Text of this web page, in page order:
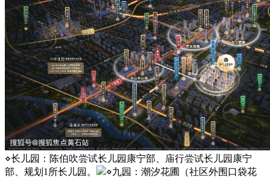
⋄长儿园：陈伯吹尝试长儿园康宁部、庙行尝试长儿园康宁
部、规划1所长儿园。
⋄九园：潮汐花圃（社区外围口袋花